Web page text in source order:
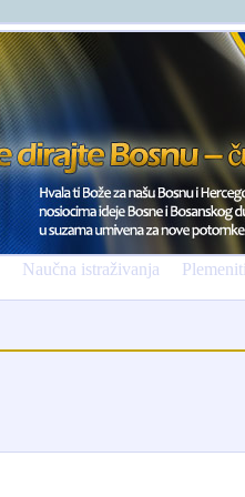
Naučna istraživanja